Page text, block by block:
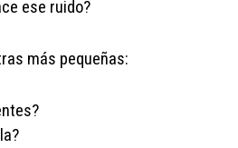
ese ruido?
más pequeñas: